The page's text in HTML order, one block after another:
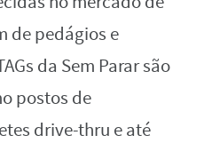
de pedágios e
da Sem Parar são
postos de
drive-thru e até